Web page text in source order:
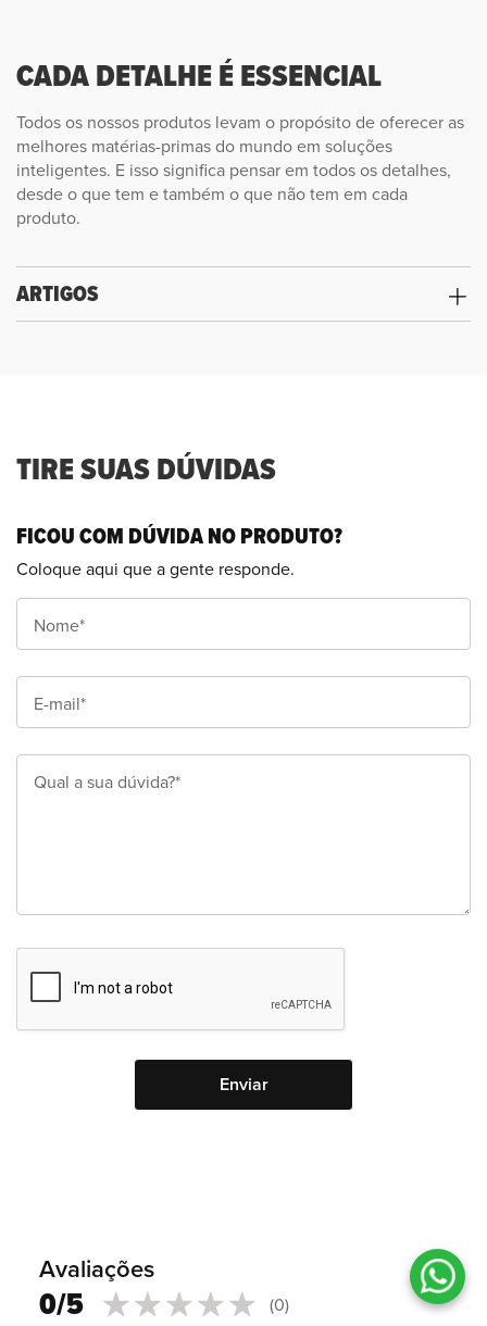
CADA DETALHE É ESSENCIAL
Todos os nossos produtos levam o propósito de oferecer as
melhores matérias-primas do mundo em soluções
inteligentes. E isso significa pensar em todos os detalhes,
desde o que tem e também o que não tem em cada
produto.
ARTIGOS
TIRE SUAS DÚVIDAS
FICOU COM DÚVIDA NO PRODUTO?
Coloque aqui que a gente responde.
Nome*
E-mail*
Qual a sua dúvida?*
Avaliações
0/5 (0)